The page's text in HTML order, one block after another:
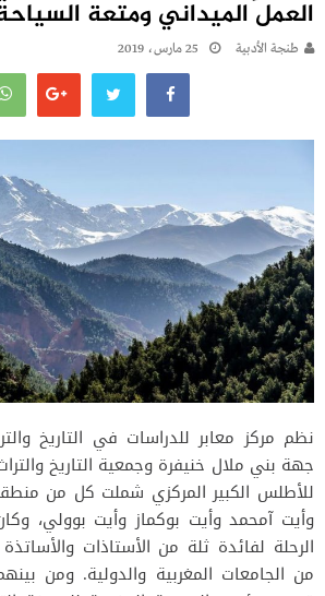
العمل الميداني ومتعة
طنجة الأدبية 25 مارس، 2019
نظم مركز معابر للدراسات في التاريخ
جهة بني ملال خنيفرة وجمعية التاريخ
للأطلس الكبير المركزي شملت كل من منطقة
وأيت آمحمد وأيت بوكماز وأيت بوولي،
الرحلة لفائدة ثلة من الأستاذات
من الجامعات المغربية والدولية. ومن